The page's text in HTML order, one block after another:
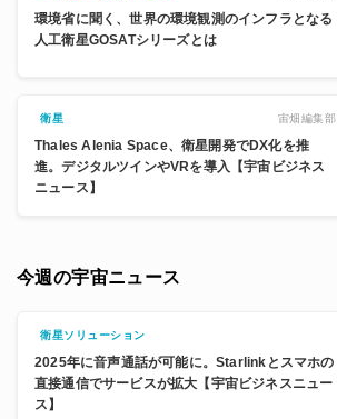
環境省に聞く、世界の環境観測のインフラとなる
人工衛星GOSATシリーズとは
衛星 宙畑編集部
Thales Alenia Space、衛星開発でDX化を推
進。デジタルツインやVRを導入【宇宙ビジネス
ニュース】
今週の宇宙ニュース
衛星ソリューション
2025年に音声通話が可能に。Starlinkとスマホの
直接通信でサービスが拡大【宇宙ビジネスニュー
ス】